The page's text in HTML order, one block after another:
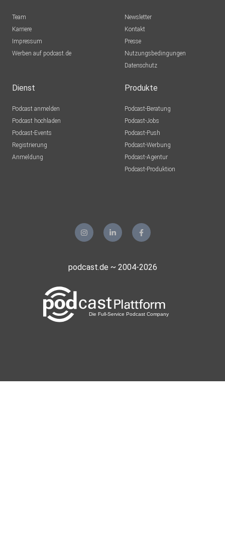
Team
Karriere
Impressum
Werben auf podcast.de
Newsletter
Kontakt
Presse
Nutzungsbedingungen
Datenschutz
Dienst
Podcast anmelden
Podcast hochladen
Podcast-Events
Registrierung
Anmeldung
Produkte
Podcast-Beratung
Podcast-Jobs
Podcast-Push
Podcast-Werbung
Podcast-Agentur
Podcast-Produktion
podcast.de ~ 2004-2026